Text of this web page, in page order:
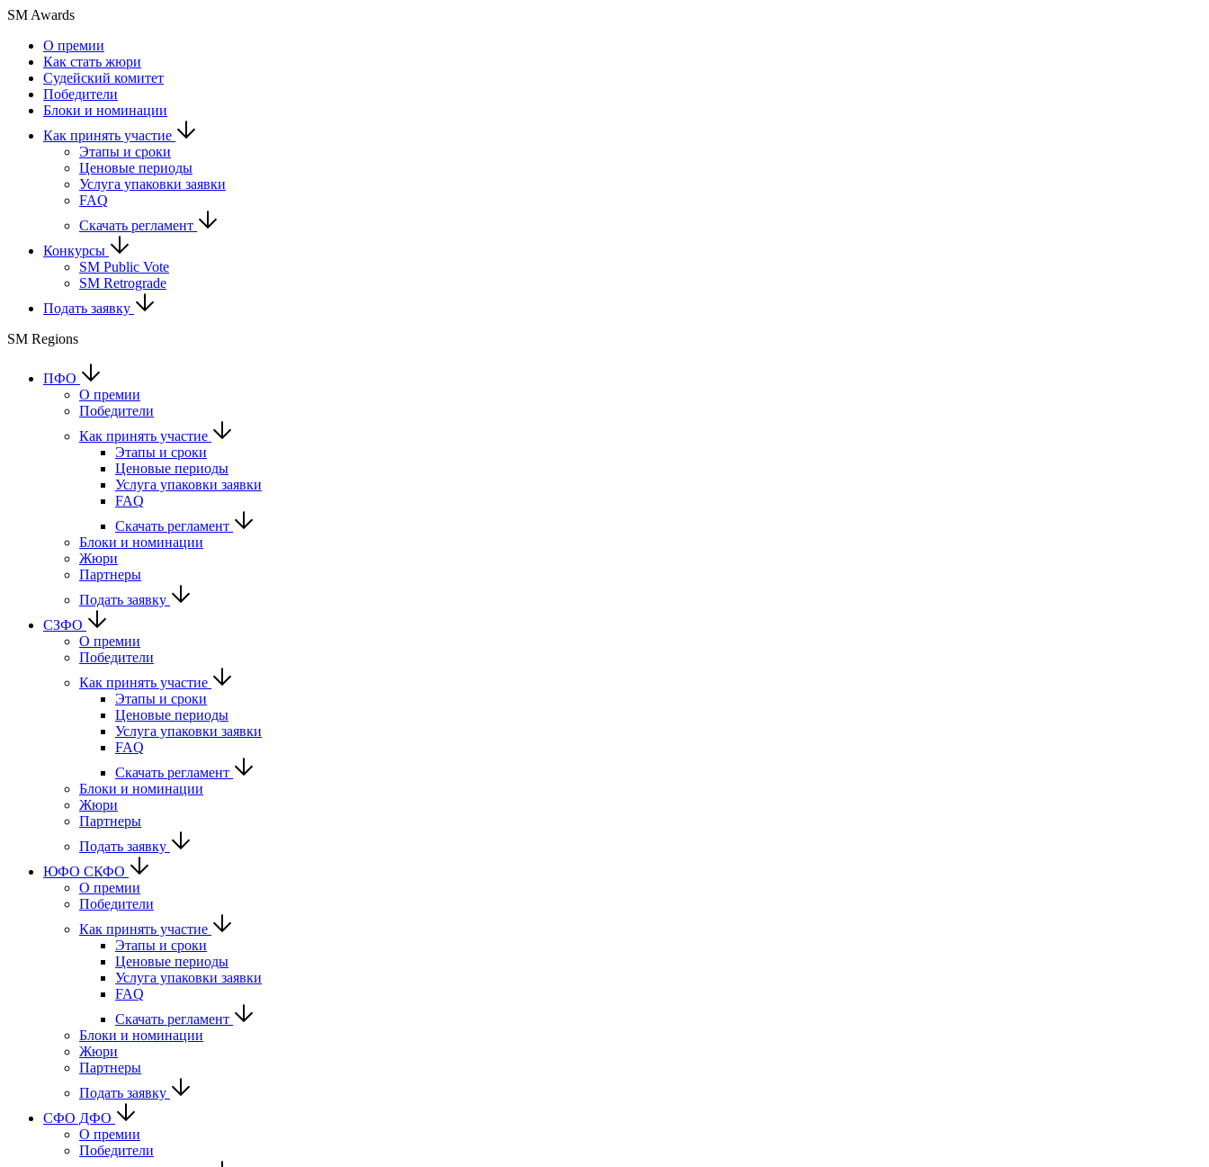
SM Awards
О премии
Как стать жюри
Судейский комитет
Победители
Блоки и номинации
Как принять участие
Этапы и сроки
Ценовые периоды
Услуга упаковки заявки
FAQ
Скачать регламент
Конкурсы
SM Public Vote
SM Retrograde
Подать заявку
SM Regions
ПФО
О премии
Победители
Как принять участие
Этапы и сроки
Ценовые периоды
Услуга упаковки заявки
FAQ
Скачать регламент
Блоки и номинации
Жюри
Партнеры
Подать заявку
СЗФО
О премии
Победители
Как принять участие
Этапы и сроки
Ценовые периоды
Услуга упаковки заявки
FAQ
Скачать регламент
Блоки и номинации
Жюри
Партнеры
Подать заявку
ЮФО СКФО
О премии
Победители
Как принять участие
Этапы и сроки
Ценовые периоды
Услуга упаковки заявки
FAQ
Скачать регламент
Блоки и номинации
Жюри
Партнеры
Подать заявку
CФО ДФО
О премии
Победители